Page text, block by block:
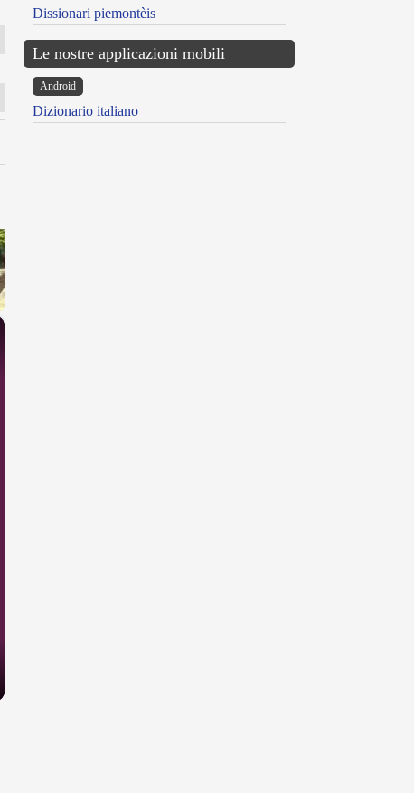
Dissionari piemontèis
Le nostre applicazioni mobili
Android
Dizionario italiano